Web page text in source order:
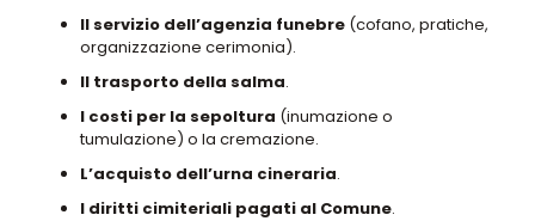
Il servizio dell’agenzia funebre(cofano, pratiche,
organizzazione cerimonia).
Il trasporto della salma.
I costi per la sepoltura (inumazione o
tumulazione) o la cremazione.
L’acquisto dell’urna cineraria.
I diritti cimiteriali pagati al Comune.